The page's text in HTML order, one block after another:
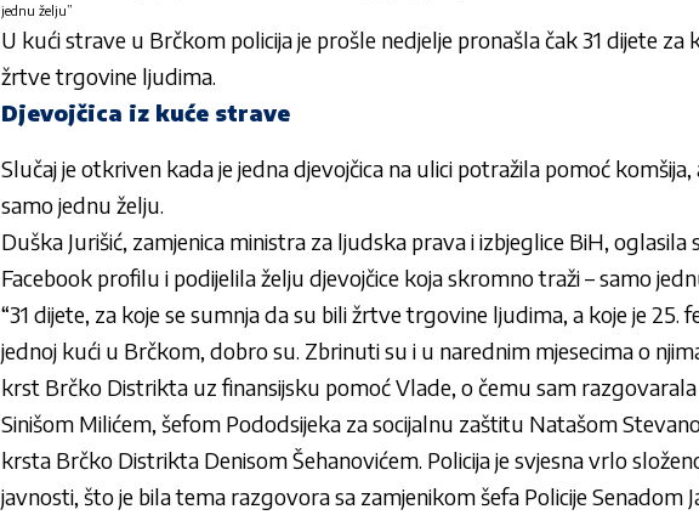
jednu želju”
U kući strave u Brčkom policija je prošle nedjelje pronašla čak 31 dijete za
žrtve trgovine ljudima.
Djevojčica iz kuće strave
Slučaj je otkriven kada je jedna djevojčica na ulici potražila pomoć komšija,
samo jednu želju.
Duška Jurišić, zamjenica ministra za ljudska prava i izbjeglice BiH, oglasila
Facebook profilu i podijelila želju djevojčice koja skromno traži – samo
“31 dijete, za koje se sumnja da su bili žrtve trgovine ljudima, a koje je 25.
jednoj kući u Brčkom, dobro su. Zbrinuti su i u narednim mjesecima o
krst Brčko Distrikta uz finansijsku pomoć Vlade, o čemu sam
Sinišom Milićem, šefom Pododsijeka za socijalnu zaštitu Natašom
krsta Brčko Distrikta Denisom Šehanovićem. Policija je svjesna vrlo
javnosti, što je bila tema razgovora sa zamjenikom šefa Policije Senadom